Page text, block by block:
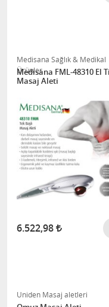
Medisana Sağlık & Medikal
Ürünler
Medisana FML-48310 El
Masaj Aleti
6.522,98
Uniden Masaj aletleri